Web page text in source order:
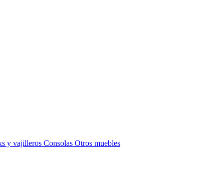
y vajilleros Consolas Otros muebles